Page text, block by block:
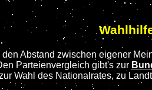
den Abstand zwischen eigener
Parteienvergleich gibt's zur
Wahl des Nationalrates, zu